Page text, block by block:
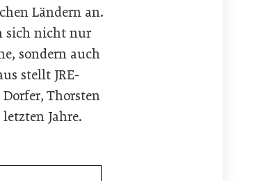
Ländern an.
sich nicht nur
sondern auch
stellt JRE-
Thorsten
Jahre.